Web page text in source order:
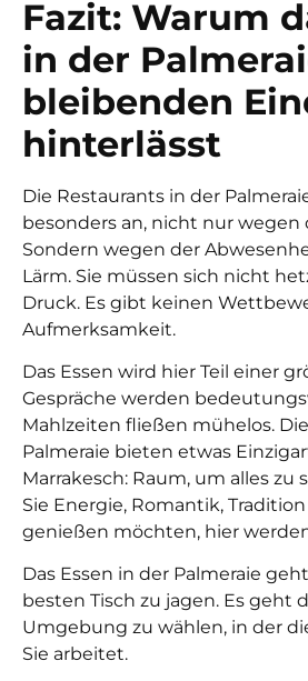
Fazit: Warum
in der
bleibenden
hinterlässt
Die Restaurants in der
besonders an, nicht nur wegen
Sondern wegen der
Lärm. Sie müssen sich nicht
Druck. Es gibt keinen
Aufmerksamkeit.
Das Essen wird hier Teil einer
Gespräche werden
Mahlzeiten fließen mühelos.
Palmeraie bieten etwas
Marrakesch: Raum, um alles zu
Sie Energie, Romantik,
genießen möchten, hier
Das Essen in der Palmeraie
besten Tisch zu jagen. Es geht
Umgebung zu wählen, in der
Sie arbeitet.